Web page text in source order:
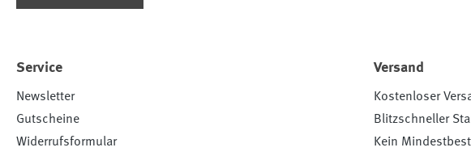
Service
Newsletter
Gutscheine
Widerrufsformular
Versand
Kostenloser
Blitzschneller
Kein